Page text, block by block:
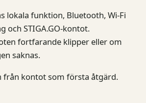
lokala funktion, Bluetooth, Wi-Fi
och STIGA.GO-kontot.
fortfarande klipper eller om
saknas.
från kontot som första åtgärd.